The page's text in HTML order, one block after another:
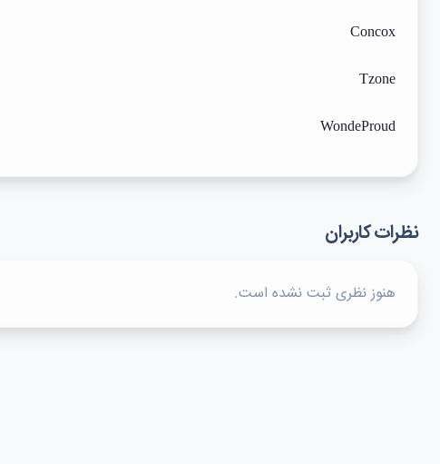
Concox
Tzone
WondeProud
نظرات کاربران
هنوز نظری ثبت نشده است.